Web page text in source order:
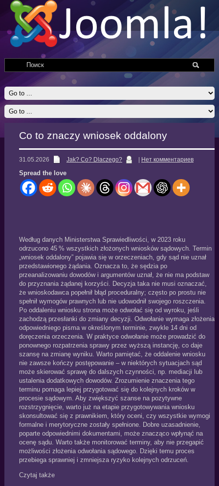
Co to znaczy wniosek oddalony
31.05.2026 Jak? Co? Dlaczego? Нет комментариев
Spread the love
Według danych Ministerstwa Sprawiedliwości, w 2023 roku
odrzucono 45 % wszystkich złożonych wniosków sądowych. Termin
„wniosek oddalony” pojawia się w orzeczeniach, gdy sąd nie uznał
przedstawionego żądania. Oznacza to, że sędzia po
przeanalizowaniu dowodów i argumentów uznał, że nie ma podstaw
do przyznania żądanej korzyści. Decyzja taka nie musi oznaczać,
że wnioskodawca popełnił błąd proceduralny; często po prostu nie
spełnił wymogów prawnych lub nie udowodnił swojego roszczenia.
Po oddaleniu wniosku strona może odwołać się od wyroku, jeśli
zachodzą przesłanki do zmiany decyzji. Odwołanie wymaga złożenia
odpowiedniego pisma w określonym terminie, zwykle 14 dni od
doręczenia orzeczenia. W praktyce odwołanie może prowadzić do
ponownego rozpatrzenia sprawy przez wyższą instancję, co daje
szansę na zmianę wyniku. Warto pamiętać, że oddalenie wniosku
nie zawsze kończy postępowanie – w niektórych sytuacjach sąd
może skierować sprawę do dalszych czynności, np. mediacji lub
ustalenia dodatkowych dowodów. Zrozumienie znaczenia tego
terminu pomaga lepiej przygotować się do kolejnych kroków w
procesie sądowym. Aby zwiększyć szanse na pozytywne
rozstrzygnięcie, warto już na etapie przygotowywania wniosku
skonsultować się z prawnikiem, który oceni, czy wszystkie wymogi
formalne i merytoryczne zostały spełnione. Dobre uzasadnienie,
poparte odpowiednimi dokumentami, może znacząco wpłynąć na
ocenę sądu. Warto także monitorować terminy, aby nie przegapić
możliwości złożenia odwołania sądowego. Dzięki temu proces
przebiega sprawniej i zmniejsza ryzyko kolejnych odrzuceń.
Czytaj także